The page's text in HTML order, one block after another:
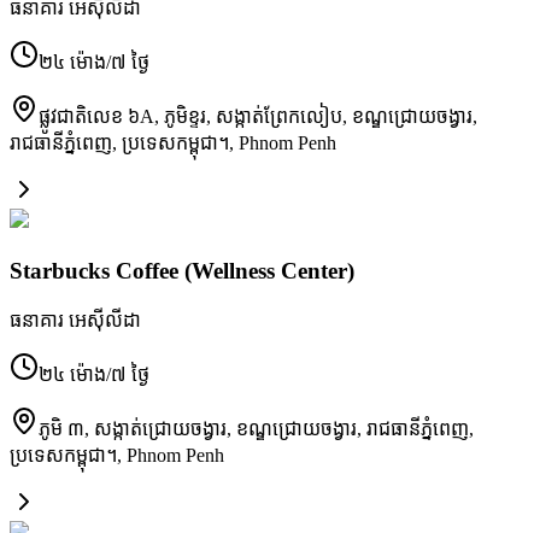
ធនាគារ អេស៊ីលីដា
២៤ ម៉ោង/៧ ថ្ងៃ
ផ្លូវជាតិ​លេខ ៦A, ភូមិ​ខ្ទរ, សង្កាត់​ព្រែកលៀប, ខណ្ឌ​ជ្រោយចង្វារ,
រាជធានី​ភ្នំពេញ, ប្រទេស​កម្ពុជា។, Phnom Penh
Starbucks Coffee (Wellness Center)
ធនាគារ អេស៊ីលីដា
២៤ ម៉ោង/៧ ថ្ងៃ
ភូមិ​ ៣, សង្កាត់​ជ្រោយចង្វារ, ខណ្ឌ​ជ្រោយចង្វារ, រាជធានី​ភ្នំពេញ,
ប្រទេស​កម្ពុជា។, Phnom Penh